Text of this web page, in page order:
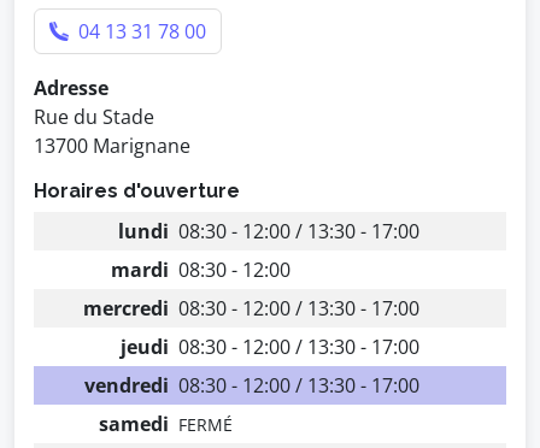
04 13 31 78 00
Adresse
Rue du Stade
13700 Marignane
Horaires d'ouverture
lundi 08:30 - 12:00 / 13:30 - 17:00
mardi 08:30 - 12:00
mercredi 08:30 - 12:00 / 13:30 - 17:00
jeudi 08:30 - 12:00 / 13:30 - 17:00
vendredi 08:30 - 12:00 / 13:30 - 17:00
samedi FERMÉ